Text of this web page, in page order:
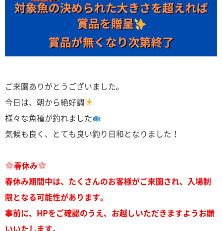
ご来園ありがとうございました。
今日は、朝から絶好調
様々な魚種が釣れました
気候も良く、とても良い釣り日和となりました！
春休み
春休み期間中は、たくさんのお客様がご来園され、入場制
限となる可能性があります。
事前に、HPをご確認のうえ、お越しいただきますようお願
いいたします。